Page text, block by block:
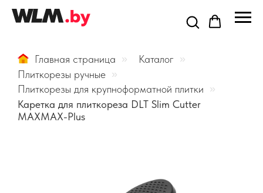
Главная страница » Каталог »
Плиткорезы ручные »
Плиткорезы для крупноформатной плитки »
Каретка для плиткореза DLT Slim Cutter
MAXMAX-Plus